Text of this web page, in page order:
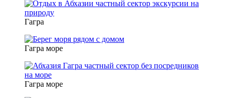
Гагра
Гагра море
Гагра море